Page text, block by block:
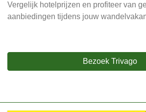
Vergelijk hotelprijzen en profiteer van
aanbiedingen tijdens jouw
Bezoek Trivago